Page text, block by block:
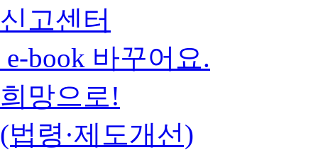
신고센터
e-book 바꾸어요.
희망으로!
(법령·제도개선)